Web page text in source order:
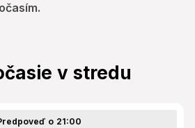
v stredu
o 21:00